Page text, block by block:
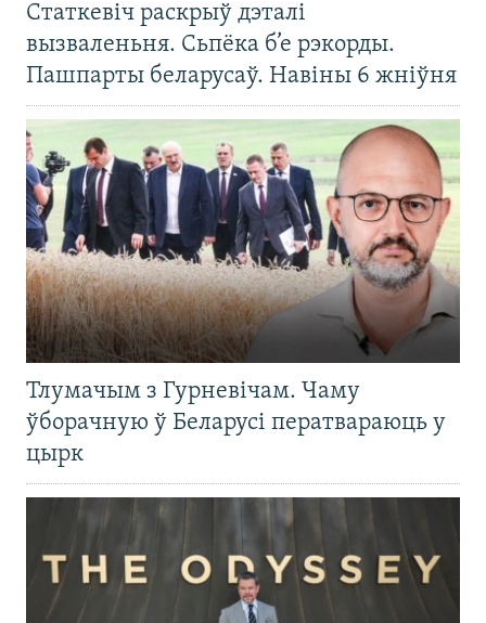
Статкевіч раскрыў дэталі
вызваленьня. Сьпёка б’е рэкорды.
Пашпарты беларусаў. Навіны 6 жніўня
Тлумачым з Гурневічам. Чаму
ўборачную ў Беларусі ператвараюць у
цырк